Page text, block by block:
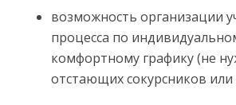
возможность организации
процесса по
комфортному графику (не
отстающих сокурсников